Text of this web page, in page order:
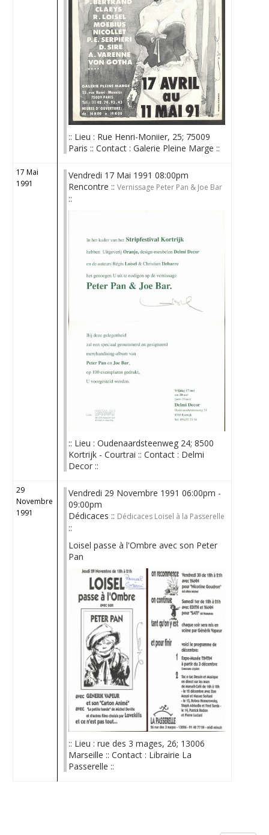
:: Lieu : Rue Henri-Moniier, 25; 75009
Paris :: Contact : Galerie Pleine Marge ::
17 Mai
1991
Vendredi 17 Mai 1991 08:00pm
Rencontre ::Vernissage Peter Pan & Joe Bar
::
:: Lieu : Oudenaardsteenweg 24; 8500
Kortrijk - Courtrai :: Contact : Delmi
Decor ::
29
Novembre
1991
Vendredi 29 Novembre 1991 06:00pm -
09:00pm
Dédicaces :: Dédicaces Loisel à la Passerelle
::
Loisel passe à l'Ombre avec son Peter
Pan
:: Lieu : rue des 3 mages, 26; 13006
Marseille :: Contact : Librairie La
Passerelle ::